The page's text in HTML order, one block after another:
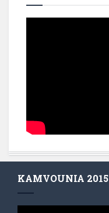
KAMVOUNIA 2015